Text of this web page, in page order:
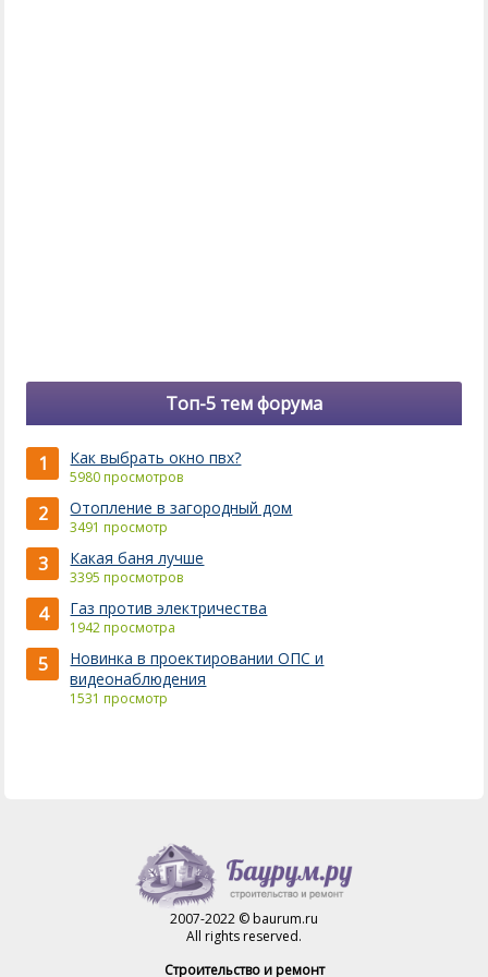
Топ-5 тем форума
1 Как выбрать окно пвх?
5980 просмотров
2 Отопление в загородный дом
3491 просмотр
3 Какая баня лучше
3395 просмотров
4 Газ против электричества
1942 просмотра
5
Новинка в проектировании ОПС и
видеонаблюдения
1531 просмотр
2007-2022 © baurum.ru
All rights reserved.
Строительство и ремонт